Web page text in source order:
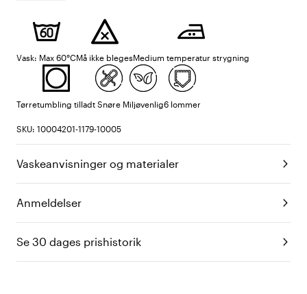
Vask: Max 60°CMå ikke blegesMedium temperatur strygning
Tørretumbling tilladt Snøre Miljøvenlig6 lommer
SKU: 10004201-1179-10005
Vaskeanvisninger og materialer
Anmeldelser
Se 30 dages prishistorik